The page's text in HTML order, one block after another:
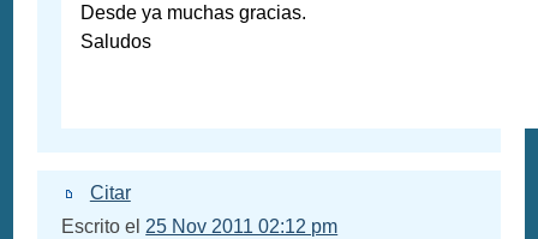
Desde ya muchas gracias.
Saludos
Citar
Escrito el 25 Nov 2011 02:12 pm